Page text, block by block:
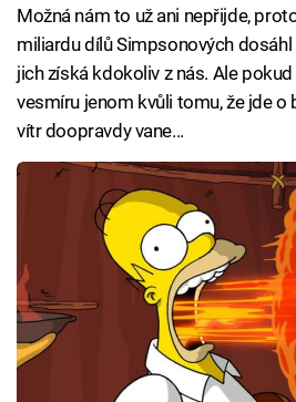
Možná nám to už ani nepřijde,
miliardu dílů Simpsonových
jich získá kdokoliv z nás. Ale
vesmíru jenom kvůli tomu, že jde o
vítr doopravdy vane...